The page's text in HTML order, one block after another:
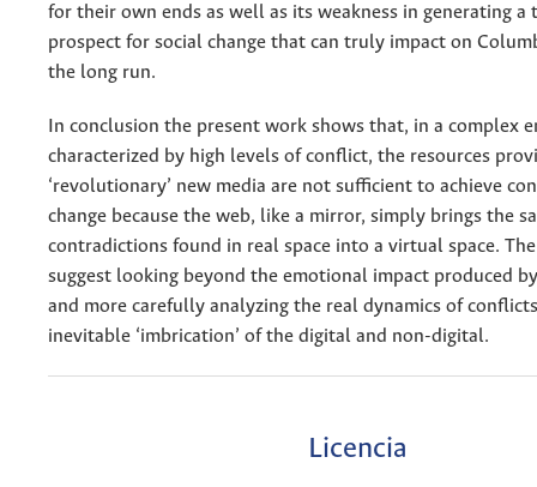
for their own ends as well as its weakness in generating a
prospect for social change that can truly impact on
the long run.
In conclusion the present work shows that, in a complex
characterized by high levels of conflict, the resources
‘revolutionary’ new media are not sufficient to achieve
change because the web, like a mirror, simply brings the
contradictions found in real space into a virtual space.
suggest looking beyond the emotional impact produced
and more carefully analyzing the real dynamics of
inevitable ‘imbrication’ of the digital and non-digital.
Licencia